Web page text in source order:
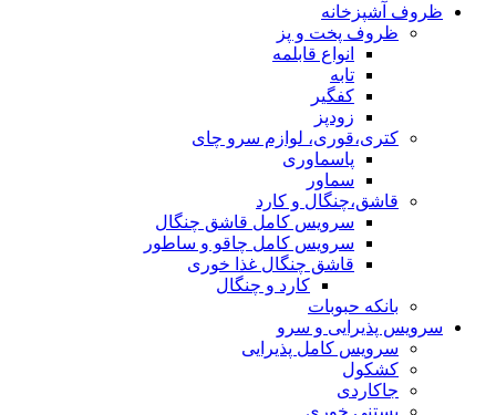
ظروف آشپزخانه
ظروف پخت و پز
انواع قابلمه
تابه
کفگیر
زودپز
کتری،قوری، لوازم سرو چای
پاسماوری
سماور
قاشق،چنگال و کارد
سرویس کامل قاشق چنگال
سرویس کامل چاقو و ساطور
قاشق چنگال غذا خوری
کارد و چنگال
بانکه حبوبات
سرویس پذیرایی و سرو
سرویس کامل پذیرایی
کشکول
جاکاردی
بستنی خوری